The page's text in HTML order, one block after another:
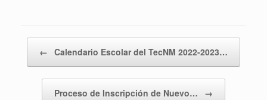
Navegador de artículos
← Calendario Escolar del TecNM 2022-2023…
Proceso de Inscripción de Nuevo… →